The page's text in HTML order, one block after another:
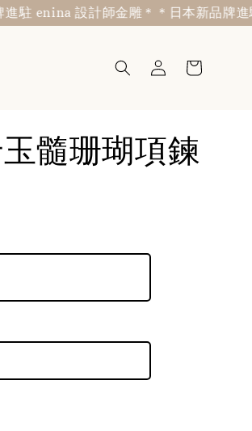
enina 設計師金雕＊＊日本新品牌進駐
髓珊瑚項鍊